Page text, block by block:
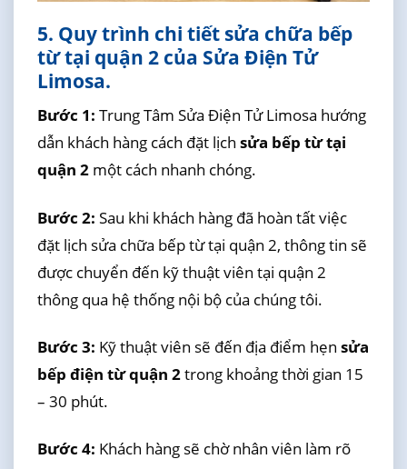
5. Quy trình chi tiết sửa chữa bếp
từ tại quận 2 của Sửa Điện Tử
Limosa.
Bước 1: Trung Tâm Sửa Điện Tử Limosa hướng
dẫn khách hàng cách đặt lịch sửa bếp từ tại
quận 2một cách nhanh chóng.
Bước 2: Sau khi khách hàng đã hoàn tất việc
đặt lịch sửa chữa bếp từ tại quận 2, thông tin sẽ
được chuyển đến kỹ thuật viên tại quận 2
thông qua hệ thống nội bộ của chúng tôi.
Bước 3: Kỹ thuật viên sẽ đến địa điểm hẹn sửa
bếp điện từ quận 2trong khoảng thời gian 15
– 30 phút.
Bước 4: Khách hàng sẽ chờ nhân viên làm rõ